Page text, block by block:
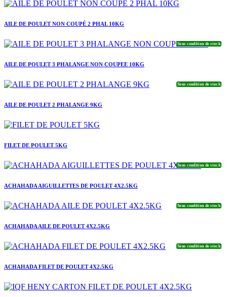
AILE DE POULET NON COUPÉ 2 PHAL 10KG
Sous condition de stock
AILE DE POULET 3 PHALANGE NON COUPEE 10KG
Sous condition de stock
AILE DE POULET 2 PHALANGE 9KG
FILET DE POULET 5KG
Sous condition de stock
ACHAHADA AIGUILLETTES DE POULET 4X2.5KG
Sous condition de stock
ACHAHADA AILE DE POULET 4X2.5KG
Sous condition de stock
ACHAHADA FILET DE POULET 4X2.5KG